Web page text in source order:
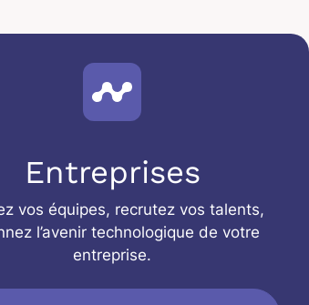
Entreprises
vos équipes, recrutez vos talents,
l’avenir technologique de votre
entreprise.